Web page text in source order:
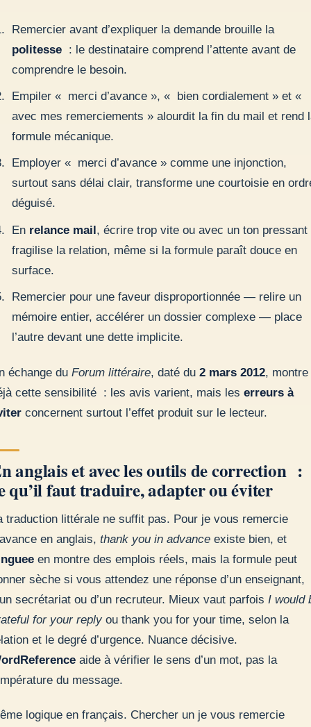
Remercier avant d’expliquer la demande brouille la
politesse: le destinataire comprend l’attente avant de
comprendre le besoin.
Empiler « merci d’avance », « bien cordialement » et «
avec mes remerciements » alourdit la fin du mail et rend
formule mécanique.
Employer « merci d’avance » comme une injonction,
surtout sans délai clair, transforme une courtoisie en
déguisé.
En relance mail, écrire trop vite ou avec un ton pressant
fragilise la relation, même si la formule paraît douce en
surface.
Remercier pour une faveur disproportionnée — relire un
mémoire entier, accélérer un dossier complexe — place
l’autre devant une dette implicite.
échange du Forum littéraire, daté du 2 mars 2012, montre
cette sensibilité : les avis varient, mais les erreurs à
concernent surtout l’effet produit sur le lecteur.
anglais et avec les outils de correction :
qu’il faut traduire, adapter ou éviter
traduction littérale ne suffit pas. Pour je vous remercie
en anglais, thank you in advance existe bien, et
en montre des emplois réels, mais la formule peut
sèche si vous attendez une réponse d’un enseignant,
secrétariat ou d’un recruteur. Mieux vaut parfois I would
for your replyou thank you for your time, selon la
et le degré d’urgence. Nuance décisive.
aide à vérifier le sens d’un mot, pas la
du message.
logique en français. Chercher un je vous remercie